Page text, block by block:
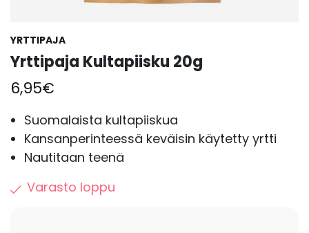
YRTTIPAJA
Yrttipaja Kultapiisku 20g
6,95€
Suomalaista kultapiiskua
Kansanperinteessä keväisin käytetty yrtti
Nautitaan teenä
Varasto loppu